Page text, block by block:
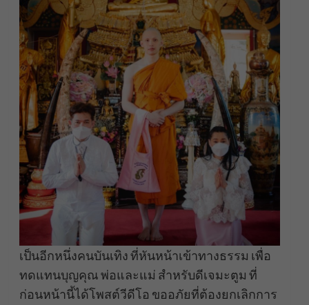
เป็นอีกหนึ่งคนบันเทิง ที่หันหน้าเข้าทางธรรม เพื่อ
ทดแทนบุญคุณ พ่อและแม่ สำหรับดีเจมะตูม ที่
ก่อนหน้านี้ได้โพสต์วีดีโอ ขออภัยที่ต้องยกเลิกการ